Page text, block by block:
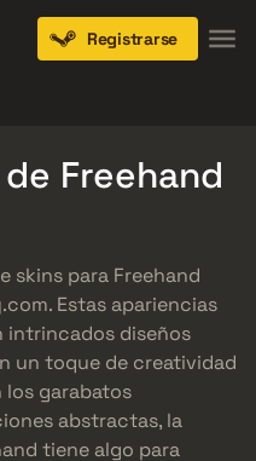
Registrarse
Freehand
skins para Freehand
Estas apariencias
intrincados diseños
un toque de creatividad
los garabatos
abstractas, la
tiene algo para